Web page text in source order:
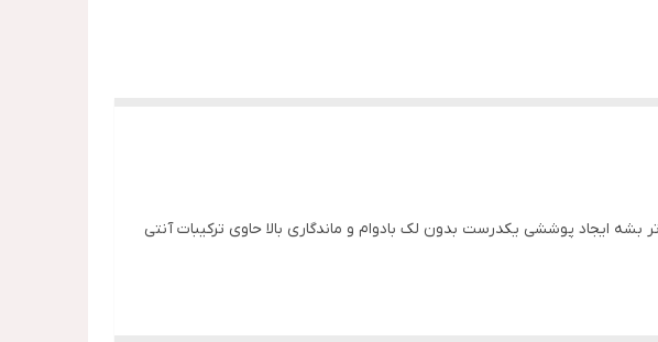
بشه ایجاد پوششی یکدرست بدون لک بادوام و ماندگاری بالا حاوی ترکیبات آنتی